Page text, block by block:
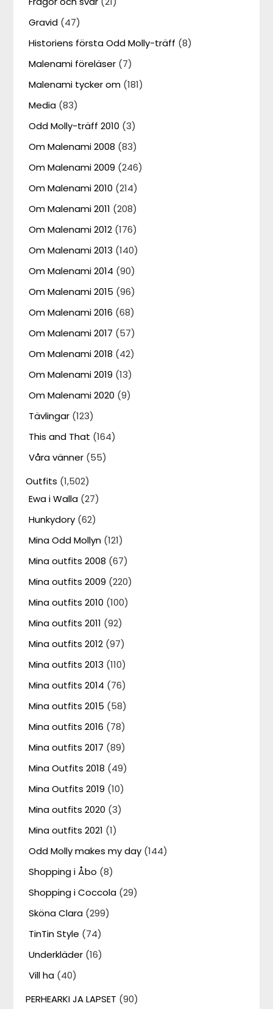
Gravid (47)
Historiens första Odd Molly-träff (8)
Malenami föreläser (7)
Malenami tycker om (181)
Media (83)
Odd Molly-träff 2010 (3)
Om Malenami 2008 (83)
Om Malenami 2009 (246)
Om Malenami 2010 (214)
Om Malenami 2011 (208)
Om Malenami 2012 (176)
Om Malenami 2013 (140)
Om Malenami 2014 (90)
Om Malenami 2015 (96)
Om Malenami 2016 (68)
Om Malenami 2017 (57)
Om Malenami 2018 (42)
Om Malenami 2019 (13)
Om Malenami 2020 (9)
Tävlingar (123)
This and That (164)
Våra vänner (55)
Outfits (1,502)
Ewa i Walla (27)
Hunkydory (62)
Mina Odd Mollyn (121)
Mina outfits 2008 (67)
Mina outfits 2009 (220)
Mina outfits 2010 (100)
Mina outfits 2011 (92)
Mina outfits 2012 (97)
Mina outfits 2013 (110)
Mina outfits 2014 (76)
Mina outfits 2015 (58)
Mina outfits 2016 (78)
Mina outfits 2017 (89)
Mina Outfits 2018 (49)
Mina Outfits 2019 (10)
Mina outfits 2020 (3)
Mina outfits 2021 (1)
Odd Molly makes my day (144)
Shopping i Åbo (8)
Shopping i Coccola (29)
Sköna Clara (299)
TinTin Style (74)
Underkläder (16)
Vill ha (40)
PERHEARKI JA LAPSET (90)